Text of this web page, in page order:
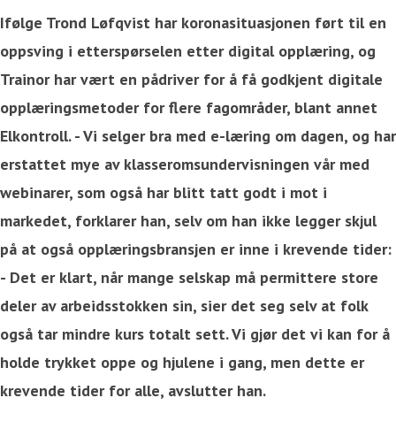
Ifølge Trond Løfqvist har koronasituasjonen ført til en
oppsving i etterspørselen etter digital opplæring, og
Trainor har vært en pådriver for å få godkjent digitale
opplæringsmetoder for flere fagområder, blant annet
Elkontroll. - Vi selger bra med e-læring om dagen, og har
erstattet mye av klasseromsundervisningen vår med
webinarer, som også har blitt tatt godt i mot i
markedet, forklarer han, selv om han ikke legger skjul
på at også opplæringsbransjen er inne i krevende tider:
- Det er klart, når mange selskap må permittere store
deler av arbeidsstokken sin, sier det seg selv at folk
også tar mindre kurs totalt sett. Vi gjør det vi kan for å
holde trykket oppe og hjulene i gang, men dette er
krevende tider for alle, avslutter han.